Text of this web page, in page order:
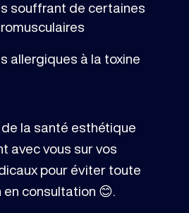
souffrant de certaines
allergiques à la toxine
la santé esthétique
avec vous sur vos
pour éviter toute
consultation 😊.